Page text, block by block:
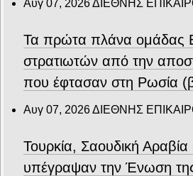
Αυγ 07, 2026ΔΙΕΘΝΗΣ
Τα πρώτα πλάνα ομάδας
στρατιωτών από την
που έφτασαν στη Ρωσία
Αυγ 07, 2026ΔΙΕΘΝΗΣ
Τουρκία, Σαουδική Αραβία
υπέγραψαν την Ένωση